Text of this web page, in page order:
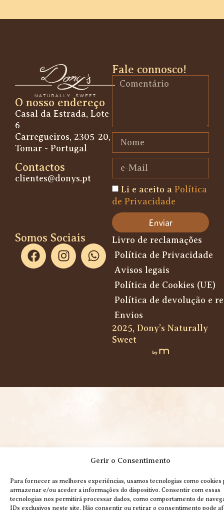
Gerir o Consentimento
Para fornecer as melhores experiências, usamos tecnologias como cookies
armazenar e/ou aceder a informações do dispositivo. Consentir com essas
tecnologias nos permitirá processar dados, como comportamento de
IDs exclusivos neste site. Não consentir ou retirar o consentimento pode
O nosso endereço
Casal da Estrada, Lote
6
Carregueiros, 2305-20,
Tomar - Portugal
Contactos
clientes@donys.pt
Fale connosco!
Li e aceito a Política
de Privacidade
Enviar
Livro de reclamações
Política de Privacidade
Avisos legais
Política de Cookies (UE)
Política de devolução e
Envios
2025, Dony’s Naturally
Sweet
Somos Sociais